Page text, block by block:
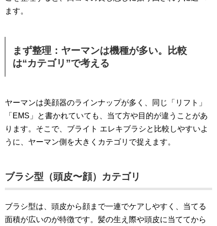
ます。
まず整理：ヤーマンは機種が多い。比較
は“カテゴリ”で考える
ヤーマンは美顔器のラインナップが多く、同じ「リフト」
「EMS」と書かれていても、当て方や目的が違うことがあ
ります。そこで、ブライト エレキブラシと比較しやすいよ
うに、ヤーマン側を大きくカテゴリで捉えます。
ブラシ型（頭皮〜顔）カテゴリ
ブラシ型は、頭皮から顔まで一連でケアしやすく、当てる
面積が広いのが特徴です。髪の生え際や頭皮に当ててから